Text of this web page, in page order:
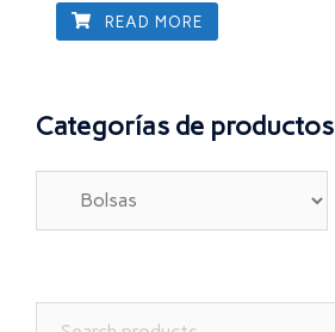
READ MORE
Categorías de productos